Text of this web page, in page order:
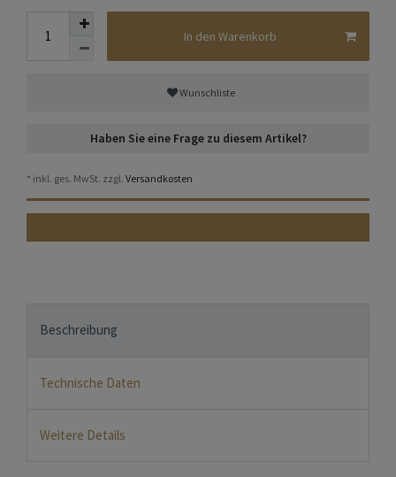
In den Warenkorb
Wunschliste
Haben Sie eine Frage zu diesem Artikel?
* inkl. ges. MwSt. zzgl. Versandkosten
Beschreibung
Technische Daten
Weitere Details